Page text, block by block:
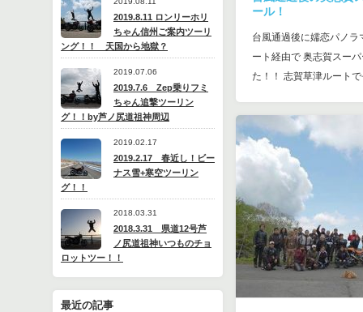
2019.8.11 ロンリーホリ
ちゃん信州ご案内ツーリ
ング！！ 天国から地獄？
2019.07.06
2019.7.6 Zep乗りフミ
ちゃん追撃ツーリン
グ！！by芦ノ尻道祖神周辺
2019.02.17
2019.2.17 春近し！ビー
ナス雪+寒空ツーリン
グ！！
2018.03.31
2018.3.31 県道12号芦
ノ尻道祖神いつものチョ
ロットツー！！
最近の記事
ール！
台風通過後に嬬恋パノ
ート経由で 奥志賀スー
た！！ 志賀草津ルート